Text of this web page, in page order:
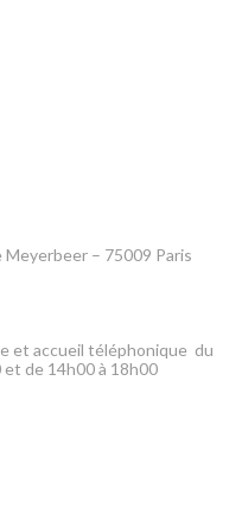
– 75009 Paris
et accueil téléphonique du
de 14h00 à 18h00